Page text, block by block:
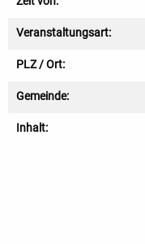
Veranstaltungsart:
PLZ / Ort:
Gemeinde:
Inhalt: